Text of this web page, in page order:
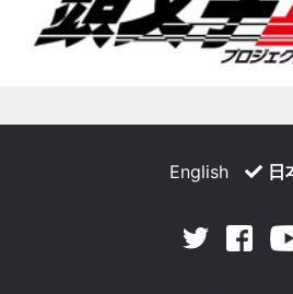
English 日
Twitter